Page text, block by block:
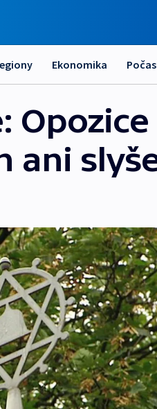
Ekonomika
Opozice
ani